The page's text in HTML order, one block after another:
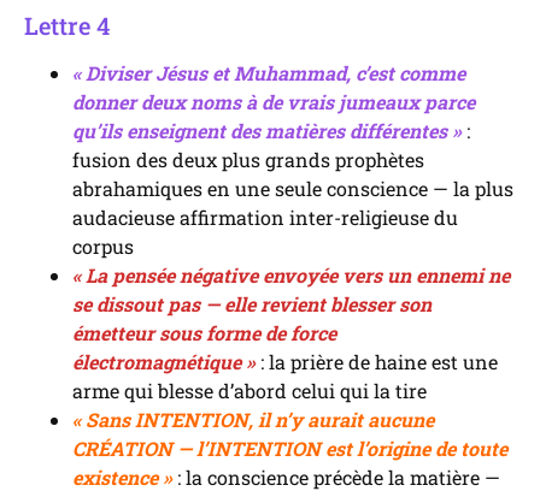
Lettre 4
« Diviser Jésus et Muhammad, c’est comme
donner deux noms à de vrais jumeaux parce
qu’ils enseignent des matières différentes »:
fusion des deux plus grands prophètes
abrahamiques en une seule conscience — la plus
audacieuse affirmation inter-religieuse du
corpus
« La pensée négative envoyée vers un ennemi ne
se dissout pas — elle revient blesser son
émetteur sous forme de force
électromagnétique »: la prière de haine est une
arme qui blesse d’abord celui qui la tire
« Sans INTENTION, il n’y aurait aucune
CRÉATION — l’INTENTION est l’origine de toute
existence » : la conscience précède la matière —